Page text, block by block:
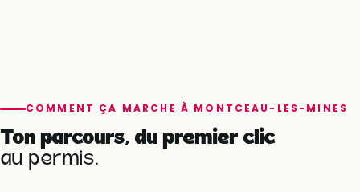
COMMENT ÇA MARCHE À MONTCEAU-LES-MINES
Ton parcours, du premier clic
au permis.